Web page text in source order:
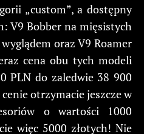
„custom”, a dostępny
V9 Bobber na mięsistych
oraz V9 Roamer
cena obu tych modeli
PLN do zaledwie 38 900
otrzymacie jeszcze w
o wartości 1000
więc 5000 złotych! Nie